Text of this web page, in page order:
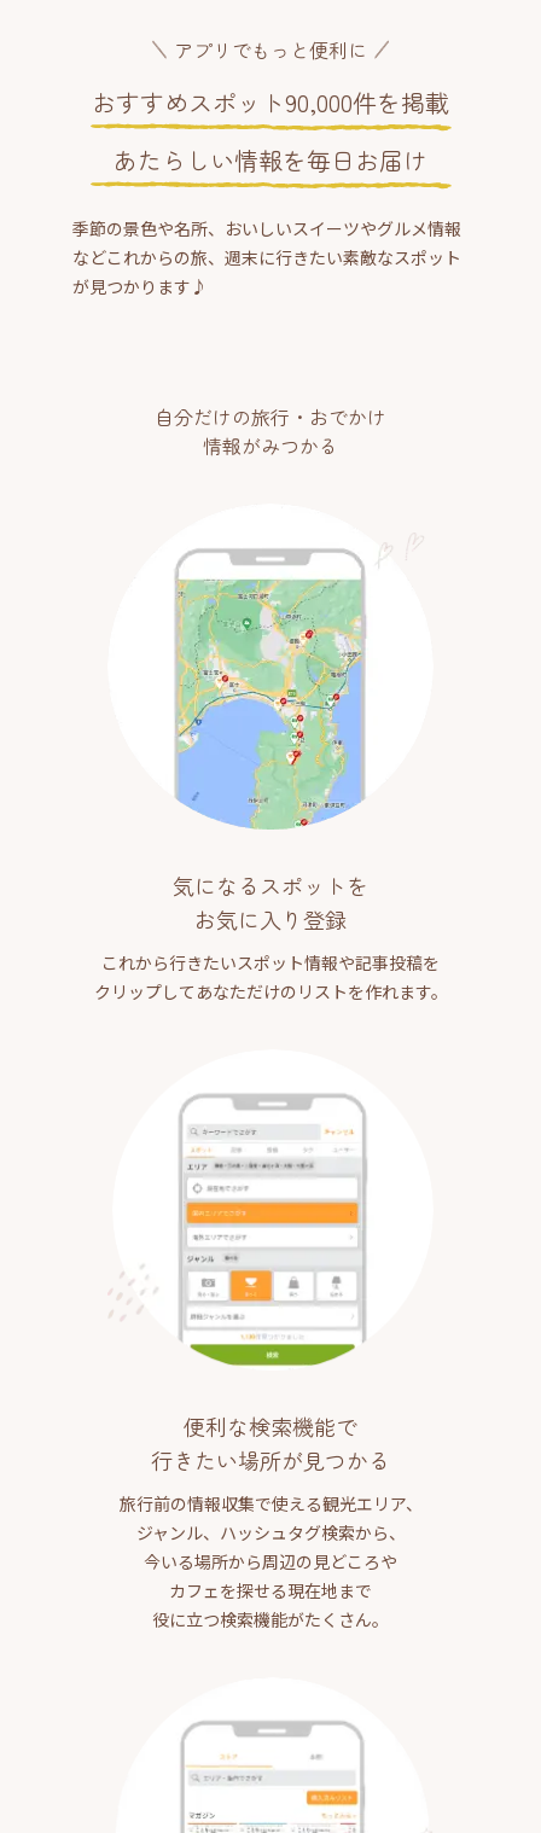
アプリでもっと便利に
おすすめスポット90,000件を掲載
あたらしい情報を毎日お届け
季節の景色や名所、おいしいスイーツやグルメ情報
などこれからの旅、週末に行きたい素敵なスポット
が見つかります♪
自分だけの旅行・おでかけ
情報がみつかる
気になるスポットを
お気に入り登録
これから行きたいスポット情報や記事投稿を
クリップしてあなただけのリストを作れます。
便利な検索機能で
行きたい場所が見つかる
旅行前の情報収集で使える観光エリア、
ジャンル、ハッシュタグ検索から、
今いる場所から周辺の見どころや
カフェを探せる現在地まで
役に立つ検索機能がたくさん。